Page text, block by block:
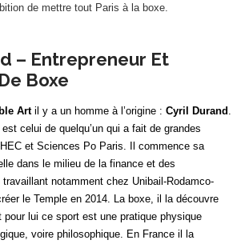
de mettre tout Paris à la boxe.
– Entrepreneur Et
Boxe
Artil y a un homme à l’origine : Cyril Durand
celui de quelqu’un qui a fait de grandes
et Sciences Po Paris. Il commence sa
dans le milieu de la finance et des
notamment chez Unibail-Rodamco-
le Temple en 2014. La boxe, il la découvre
pour lui ce sport est une pratique physique
voire philosophique. En France il la